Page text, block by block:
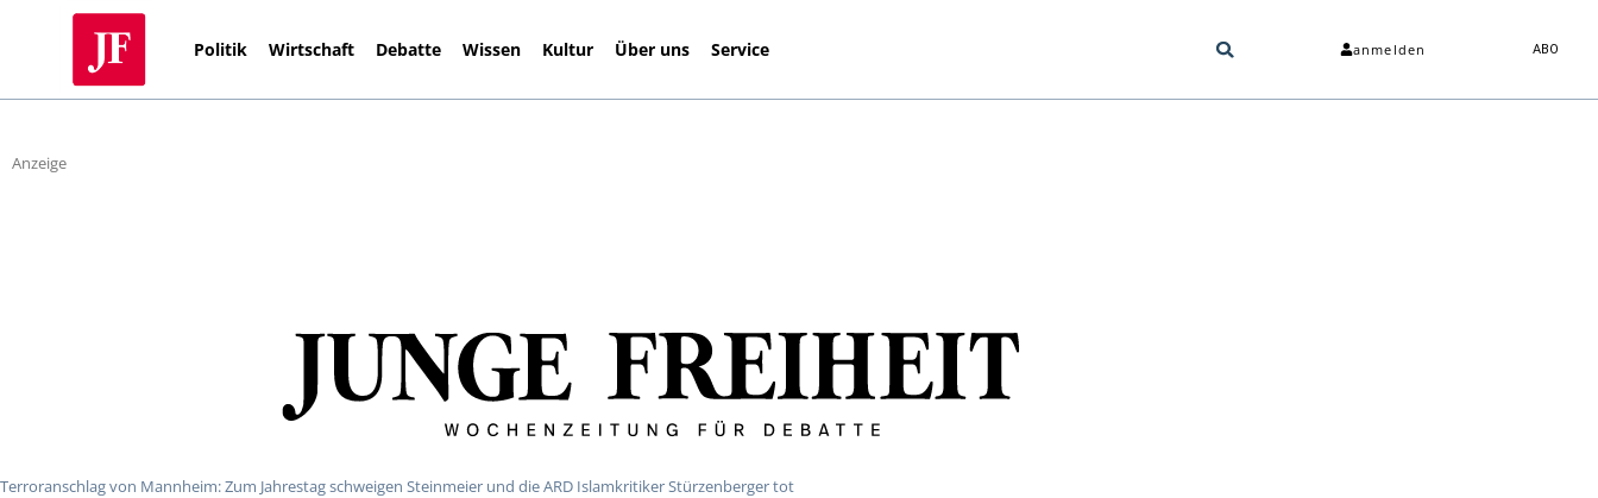
Politik Wirtschaft Debatte Wissen Kultur Über uns Service anmelden ABO
Anzeige
Terroranschlag von Mannheim: Zum Jahrestag schweigen Steinmeier und die ARD Islamkritiker Stürzenberger tot